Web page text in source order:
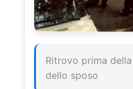
Ritrovo prima
dello sposo